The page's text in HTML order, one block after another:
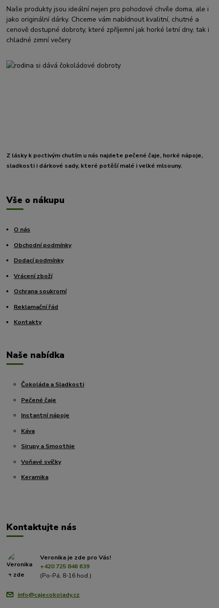
Naše produkty jsou ideální nejen pro pohodové chvíle doma, ale i
jako originální dárky. Chceme vám nabídnout kvalitní, chutné a
cenově dostupné dobroty, které zpříjemní jak horké letní dny, tak i
chladné zimní večery
Z lásky k poctivým chutím u nás najdete pečené čaje, horké nápoje,
sladkosti i dárkové sady, které potěší malé i velké mlsouny.
Vše o nákupu
O nás
Obchodní podmínky
Dodací podmínky
Vrácení zboží
Ochrana soukromí
Reklamační řád
Kontakty
Naše nabídka
Čokoláda a Sladkosti
Pečené čaje
Instantní nápoje
Káva
Sirupy a Smoothie
Voňavé svíčky
Keramika
Kontaktujte nás
Veronika je zde pro Vás!
+420 725 846 639
(Po-Pá, 8-16 hod.)
info@cajecokolady.cz